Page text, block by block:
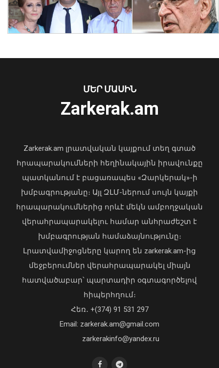
Շալվա Պապուաշվիլին
շնորհավորական ուղերձ է հղել Ռուբեն
Ռուբինյանին ԱԺ նախագահի
06 Օգոստոս, 2026 13:22
Պայթյուն բենզալցակայանում. ըստ
նախնական տվյալների՝ կա երկու
տուժած
«Պարտվեցինք դաժան հիվանդության
04 Օգոստոս, 2026 19:12
Վարչապետ Փաշինյանն այցելել է
«ԷԼԵՎԵՅԹ ԷՅԱՅ» արհեստական
բանականության գործարան
ՄԵՐ ՄԱՍԻՆ
Zarkerak.am
Zarkerak.am լրատվական կայքում տեղ գտած
հրապարակումների հեղինակային իրավունքը
պատկանում է բացառապես «Զարկերակ»-ի
խմբագրությանը։ Այլ ԶԼՄ-ներում սույն կայքի
հրապարակումներից որևէ մեկն ամբողջական
վերահրապարակելու համար անհրաժեշտ է
խմբագրության համաձայնությունը։
Լրատվամիջոցները կարող են zarkerak.am-ից
մեջբերումներ վերահրապարակել միայն
հատվածաբար՝ պարտադիր օգտագործելով
հիպերհղում։
Հեռ․ +(374) 91 531 297
Email: zarkerak.am@gmail.com
zarkerakinfo@yandex.ru